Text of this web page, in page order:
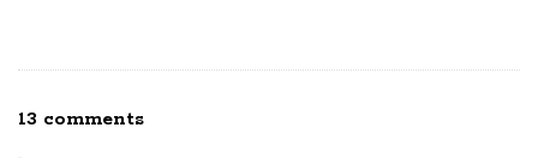
13 commentsO